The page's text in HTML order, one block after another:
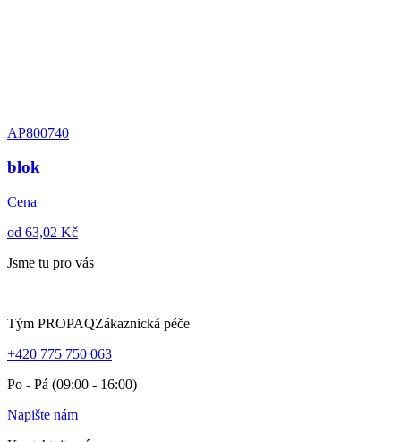
AP800740
blok
Cena
od 63,02 Kč
Jsme tu pro vás
Tým PROPAQZákaznická péče
+420 775 750 063
Po - Pá (09:00 - 16:00)
Napište nám